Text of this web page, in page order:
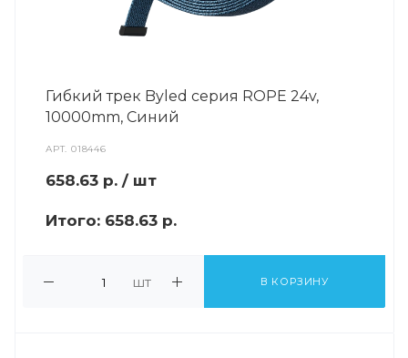
Гибкий трек Byled серия ROPE 24v,
10000mm, Синий
АРТ.018446
658.63 р. / шт
Итого: 658.63 р.
шт В КОРЗИНУ